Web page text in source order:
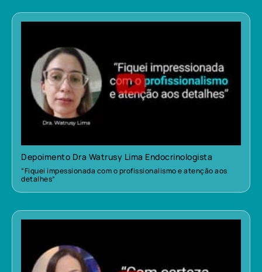
Depoimento Dra Watrusy Lima Endocrinologista
“Fiquei impessionada com o profissionalismo e atenção aos
detalhes”